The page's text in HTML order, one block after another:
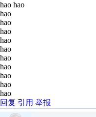
hao hao
hao
hao
hao
hao
hao
hao
hao
hao
hao
hao
回复 引用 举报